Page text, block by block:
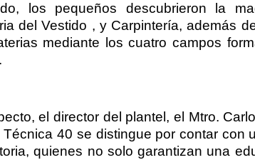
los pequeños descubrieron la
del Vestido , y Carpintería, además
mediante los cuatro campos
el director del plantel, el Mtro.
Técnica 40 se distingue por contar con
quienes no solo garantizan una